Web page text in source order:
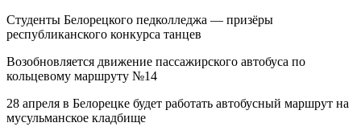
Студенты Белорецкого педколледжа — призёры
республиканского конкурса танцев
Возобновляется движение пассажирского автобуса по
кольцевому маршруту №14
28 апреля в Белорецке будет работать автобусный маршрут на
мусульманское кладбище